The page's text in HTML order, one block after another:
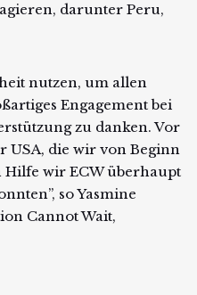
darunter Peru,
nutzen, um allen
Engagement bei
zu danken. Vor
USA, die wir von Beginn
wir ECW überhaupt
so Yasmine
Cannot Wait,